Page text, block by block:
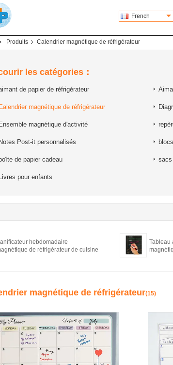
French
Produits Calendrier magnétique de réfrigérateur
les catégories：
de papier de réfrigérateur
magnétique de réfrigérateur
Ensemble magnétique d'activité
Notes Post-it personnalisés
boîte de papier cadeau sacs
Livres pour enfants
hebdomadaire
de réfrigérateur de cuisine
Tableau
magnétique de réfrigérateur(15)